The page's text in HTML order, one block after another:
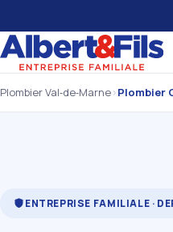
Plombier Val‑de‑Marne›Plombier
ENTREPRISE FAMILIALE ·